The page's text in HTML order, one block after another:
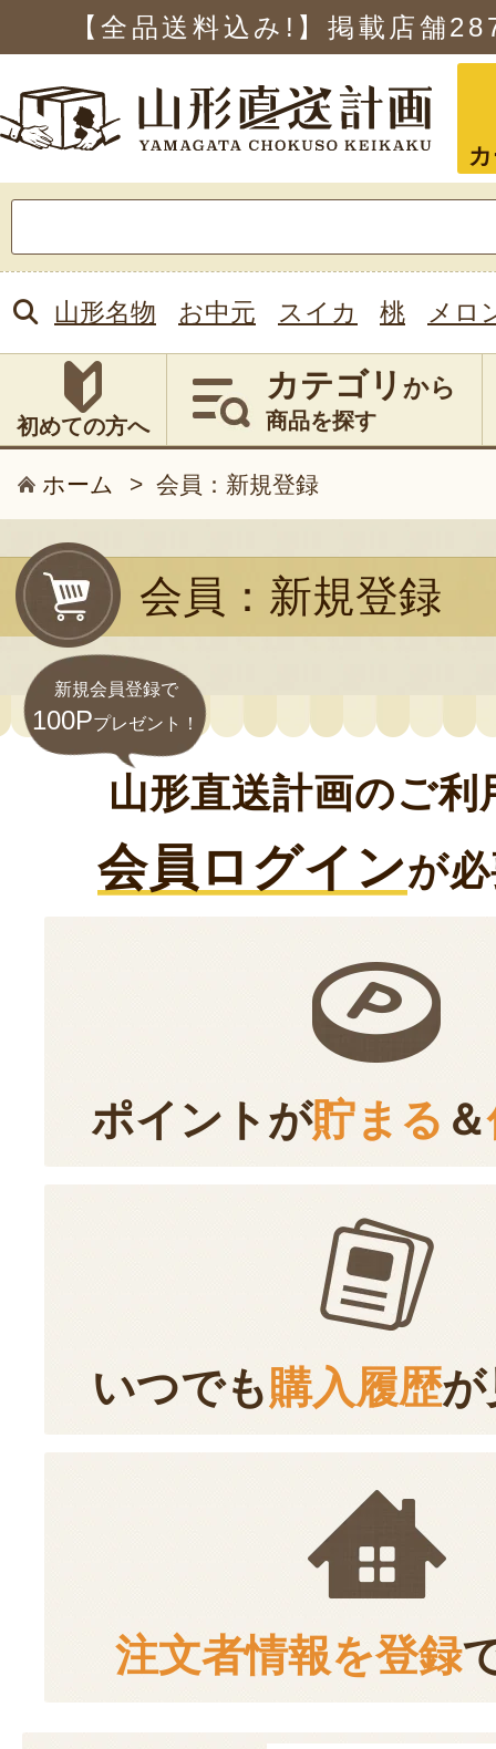
【全品送料込み!】掲載店舗
索:
山形名物 お中元 スイカ 桃 メロ
初めての方へ
カテゴリ から
商品を探す
ホーム > 会員：新規登録
会員：新規登録
新規会員登録で
100Pプレゼント！
山形直送計画のご利
会員ログインが
ポイントが貯まる ＆
いつでも購入履歴が
注文者情報を登録